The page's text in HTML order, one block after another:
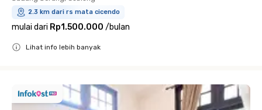
2.3 km dari rs mata cicendo
mulai dari Rp1.500.000 /bulan
Lihat info lebih banyak